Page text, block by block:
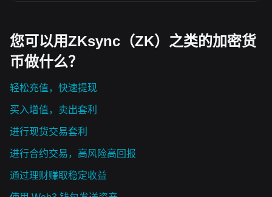
您可以用ZKsync（ZK）之类的加密货
币做什么？
轻松充值，快速提现
买入增值，卖出套利
进行现货交易套利
进行合约交易，高风险高回报
通过理财赚取稳定收益